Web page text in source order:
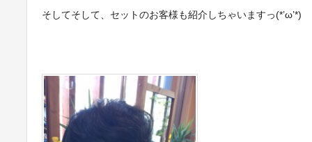
そしてそして、セットのお客様も紹介しちゃいますっ(*’ω’*)